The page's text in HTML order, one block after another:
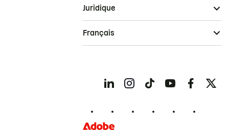
Juridique
Français